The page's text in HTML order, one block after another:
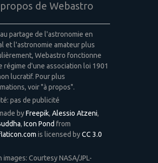
de Webastro
partage de l'astronomie en
et l'astronomie amateur plus
Webastro fonctionne
régime d'une association loi 1901
lucratif. Pour plus
voir "à propos".
pas de publicité
byFreepik, Alessio Atzeni,
, Icon Pond from
is licensed byCC 3.0
images: Courtesy NASA/JPL-